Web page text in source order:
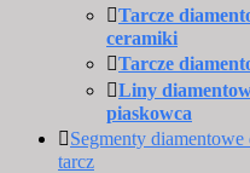
Tarcze
ceramiki
Tarcze
Liny
piaskowca
Segmenty
tarcz